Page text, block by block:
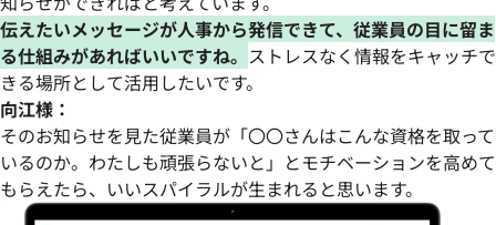
伝えたいメッセージが人事から発信できて、従業員の目に留ま
る仕組みがあればいいですね。 ストレスなく情報をキャッチで
きる場所として活用したいです。
向江様：
そのお知らせを見た従業員が「〇〇さんはこんな資格を取って
いるのか。わたしも頑張らないと」とモチベーションを高めて
もらえたら、いいスパイラルが生まれると思います。